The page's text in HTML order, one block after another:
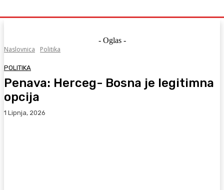
- Oglas -
Naslovnica
Politika
POLITIKA
Penava: Herceg- Bosna je legitimna
opcija
1 Lipnja, 2026